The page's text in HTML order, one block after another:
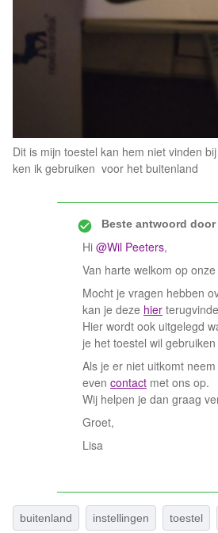
Dit is mijn toestel kan hem niet vinden
ken ik gebruiken voor het buitenland
Beste antwoord door
Hi @Wil Peeters,
Van harte welkom op
Mocht je vragen hebben
kan je deze hier
Hier wordt ook uitgelegd
je het toestel wil
Als je er niet uitkomt
even contact met ons op.
Wij helpen je dan graag
Groet,
Lisa
buitenland instellingen toestel